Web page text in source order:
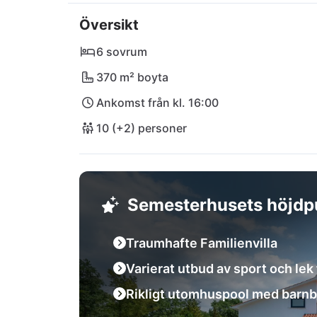
Pazin med sina restauranger endast är
Poreč och Rovinj är lättillgängliga och
naturskyddsparken Učka. Flygplatser som
Översikt
6 sovrum
370 m² boyta
Ankomst från kl. 16:00
10 (+2) personer
Semesterhusets
Traumhafte Familienvilla
Varierat utbud av sport och lek
Rikligt utomhuspool med